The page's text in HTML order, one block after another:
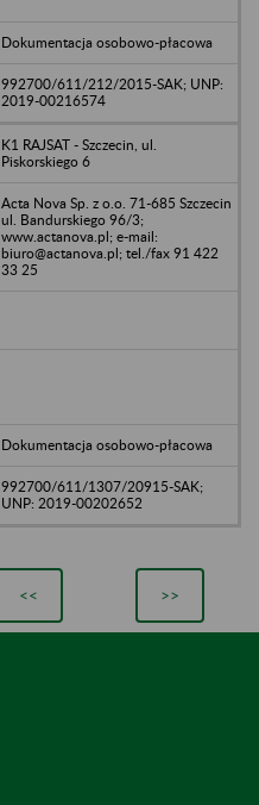
Dokumentacja osobowo-płacowa
992700/611/212/2015-SAK; UNP:
2019-00216574
K1 RAJSAT - Szczecin, ul.
Piskorskiego 6
Acta Nova Sp. z o.o. 71-685 Szczecin
ul. Bandurskiego 96/3;
www.actanova.pl; e-mail:
biuro@actanova.pl; tel./fax 91 422
33 25
Dokumentacja osobowo-płacowa
992700/611/1307/20915-SAK;
UNP: 2019-00202652
<< >>